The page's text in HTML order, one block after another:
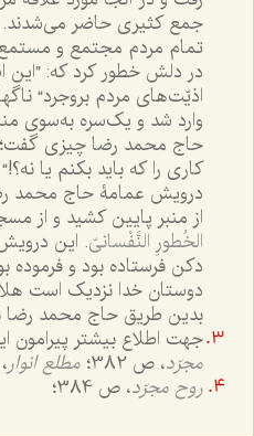
جمع کثیری حاضر می‌شدند.
تمام مردم مجتمع و
در دلش خطور کرد که: ”این
اذیّت‌های مردم بروجرد“
وارد شد و یک‌سره به‌سوی
حاج محمد رضا چیزی گفت؛
کاری را که باید بکنم یا
درویش عمامۀ حاج محمد
از منبر پایین کشید و از
الخُطورِ النَّفْسانیّ. این
دکن فرستاده بود و فرموده
دوستان خدا نزدیک است
بدین طریق حاج محمد رضا
جهت اطلاع بیشتر
مجرّد، ص 382؛ مطلع انوار،
روح مجرّد، ص 384؛